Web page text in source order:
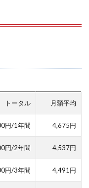
トータル 月額平均
円/1年間 4,675円
円/2年間 4,537円
円/3年間 4,491円